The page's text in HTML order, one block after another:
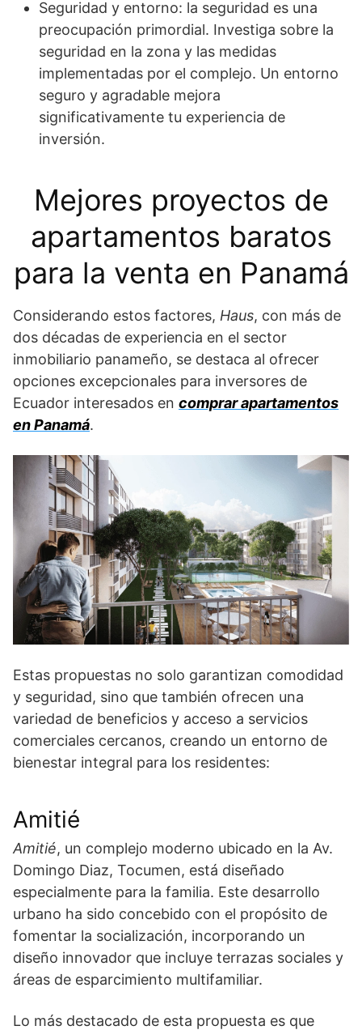
Seguridad y entorno: la seguridad es una
preocupación primordial. Investiga sobre la
seguridad en la zona y las medidas
implementadas por el complejo. Un entorno
seguro y agradable mejora
significativamente tu experiencia de
inversión.
Mejores proyectos de
apartamentos baratos
para la venta en Panamá
Considerando estos factores, Haus, con más de
dos décadas de experiencia en el sector
inmobiliario panameño, se destaca al ofrecer
opciones excepcionales para inversores de
Ecuador interesados en comprar apartamentos
en Panamá.
Estas propuestas no solo garantizan comodidad
y seguridad, sino que también ofrecen una
variedad de beneficios y acceso a servicios
comerciales cercanos, creando un entorno de
bienestar integral para los residentes:
Amitié
Amitié, un complejo moderno ubicado en la Av.
Domingo Diaz, Tocumen, está diseñado
especialmente para la familia. Este desarrollo
urbano ha sido concebido con el propósito de
fomentar la socialización, incorporando un
diseño innovador que incluye terrazas sociales y
áreas de esparcimiento multifamiliar.
Lo más destacado de esta propuesta es que